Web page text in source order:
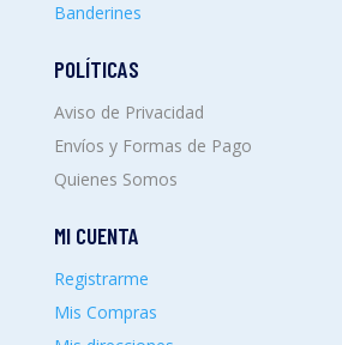
Banderines
POLÍTICAS
Aviso de Privacidad
Envíos y Formas de Pago
Quienes Somos
MI CUENTA
Registrarme
Mis Compras